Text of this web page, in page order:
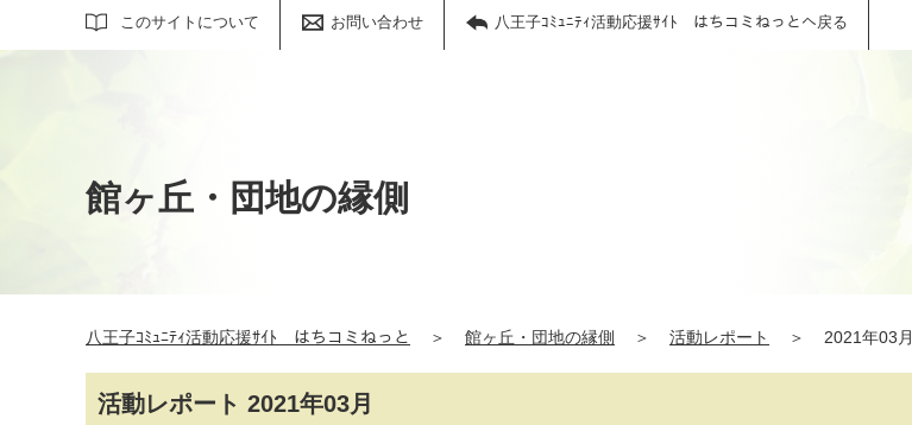
このサイトについて お問い合わせ 八王子ｺﾐｭﾆﾃｨ活動応援ｻｲﾄ はちコミねっとへ戻る
サイト内検索
館ヶ丘・団地の縁側
八王子ｺﾐｭﾆﾃｨ活動応援ｻｲﾄ はちコミねっと ＞ 館ヶ丘・団地の縁側 ＞ 活動レポート ＞ 2021年03月
活動レポート 2021年03月